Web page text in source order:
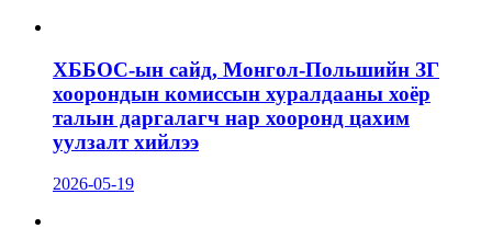
ХББОС-ын сайд, Монгол-Польшийн ЗГ
хоорондын комиссын хуралдааны хоёр
талын даргалагч нар хооронд цахим
уулзалт хийлээ
2026-05-19